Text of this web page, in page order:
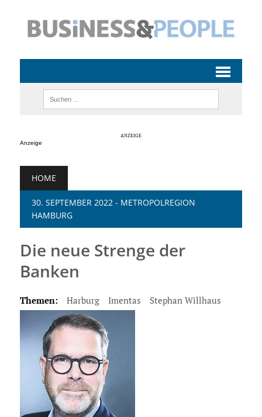
Anzeige
HOME
30. SEPTEMBER 2022 - METROPOLREGION
HAMBURG
Die neue Strenge der
Banken
Themen: Harburg Imentas Stephan Willhaus